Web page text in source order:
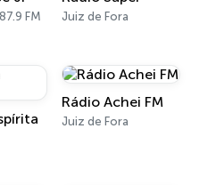
FM Juiz de Fora
Rádio Achei FM
Juiz de Fora